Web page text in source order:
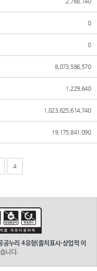
0
0
8,073,586,570
1,229,640
1,023,625,614,740
19,175,841,090
4
공누리 4유형(출처표시-상업적 이
니다.